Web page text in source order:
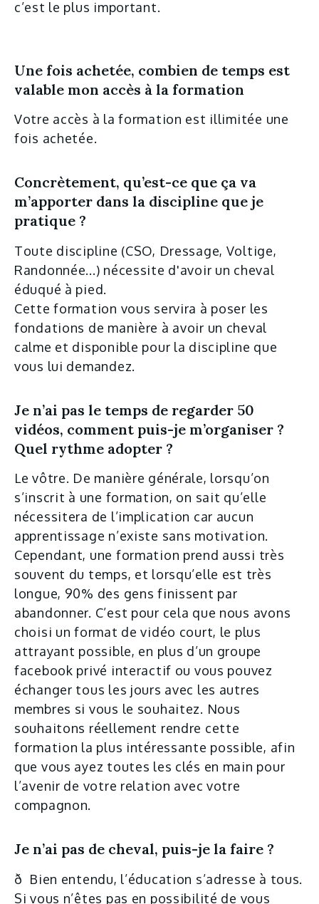
c’est le plus important.
Une fois achetée, combien de temps est
valable mon accès à la formation
Votre accès à la formation est illimitée une
fois achetée.
Concrètement, qu’est-ce que ça va
m’apporter dans la discipline que je
pratique ?
Toute discipline (CSO, Dressage, Voltige,
Randonnée...) nécessite d'avoir un cheval
éduqué à pied.
Cette formation vous servira à poser les
fondations de manière à avoir un cheval
calme et disponible pour la discipline que
vous lui demandez.
Je n’ai pas le temps de regarder 50
vidéos, comment puis-je m’organiser ?
Quel rythme adopter ?
Le vôtre. De manière générale, lorsqu’on
s’inscrit à une formation, on sait qu’elle
nécessitera de l’implication car aucun
apprentissage n’existe sans motivation.
Cependant, une formation prend aussi très
souvent du temps, et lorsqu’elle est très
longue, 90% des gens finissent par
abandonner. C’est pour cela que nous avons
choisi un format de vidéo court, le plus
attrayant possible, en plus d’un groupe
facebook privé interactif ou vous pouvez
échanger tous les jours avec les autres
membres si vous le souhaitez. Nous
souhaitons réellement rendre cette
formation la plus intéressante possible, afin
que vous ayez toutes les clés en main pour
l’avenir de votre relation avec votre
compagnon.
Je n’ai pas de cheval, puis-je la faire ?
ð Bien entendu, l’éducation s’adresse à tous.
Si vous n’êtes pas en possibilité de vous